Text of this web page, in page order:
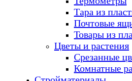
Тара из
Почтовые
Товары из
Цветы и растения
Срезанные
Комнатные